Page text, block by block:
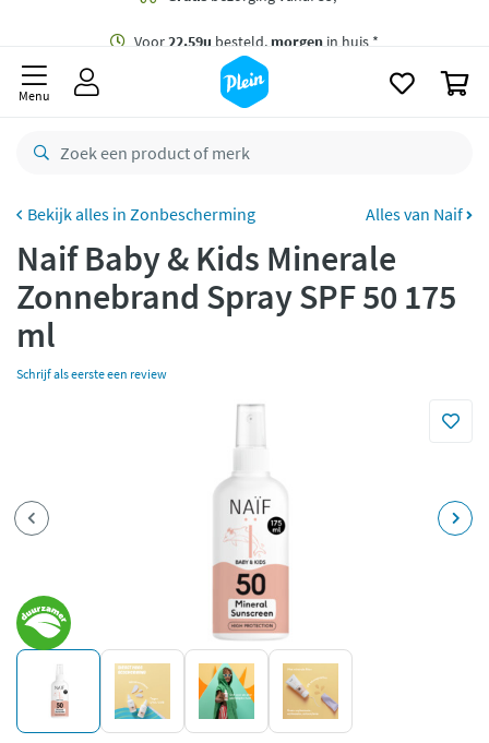
besteld,
retourneren
CO2 neutraal
Betaal met Klarna
Menu
Zonbescherming Alles van Naif
Naif Baby & Kids Minerale
Zonnebrand Spray SPF 50 175
ml
Schrijf als eerste een review